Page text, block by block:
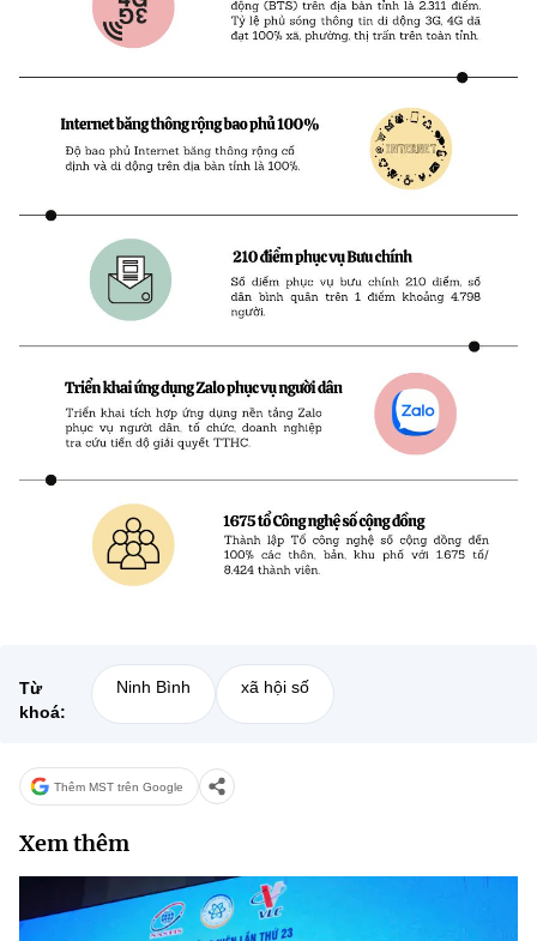
Chọn ngôn ngữ
BỘ KHOA HỌC VÀ CÔNG NGHỆ
Điều khoản sử dụng Theo dõi MST: Góp ý
Cơ quan chủ quản: Bộ Khoa học và Công nghệ (MST)
Giám đốc Trung tâm Truyền thông Khoa học và Công nghệ.
Liên hệ
Địa chỉ: Ban Biên tập Cổng TTĐT - 18 Nguyễn Du, TP. Hà Nội
Email:
©2026 Bản quyền thuộc Bộ Khoa Học và Công Nghệ
(Ghi rõ nguồn "https://mst.gov.vn" khi phát hành lại thông tin từ
website này)
Từ
khoá:
Ninh Bình xã hội số
Thêm MST trên Google
Xem thêm